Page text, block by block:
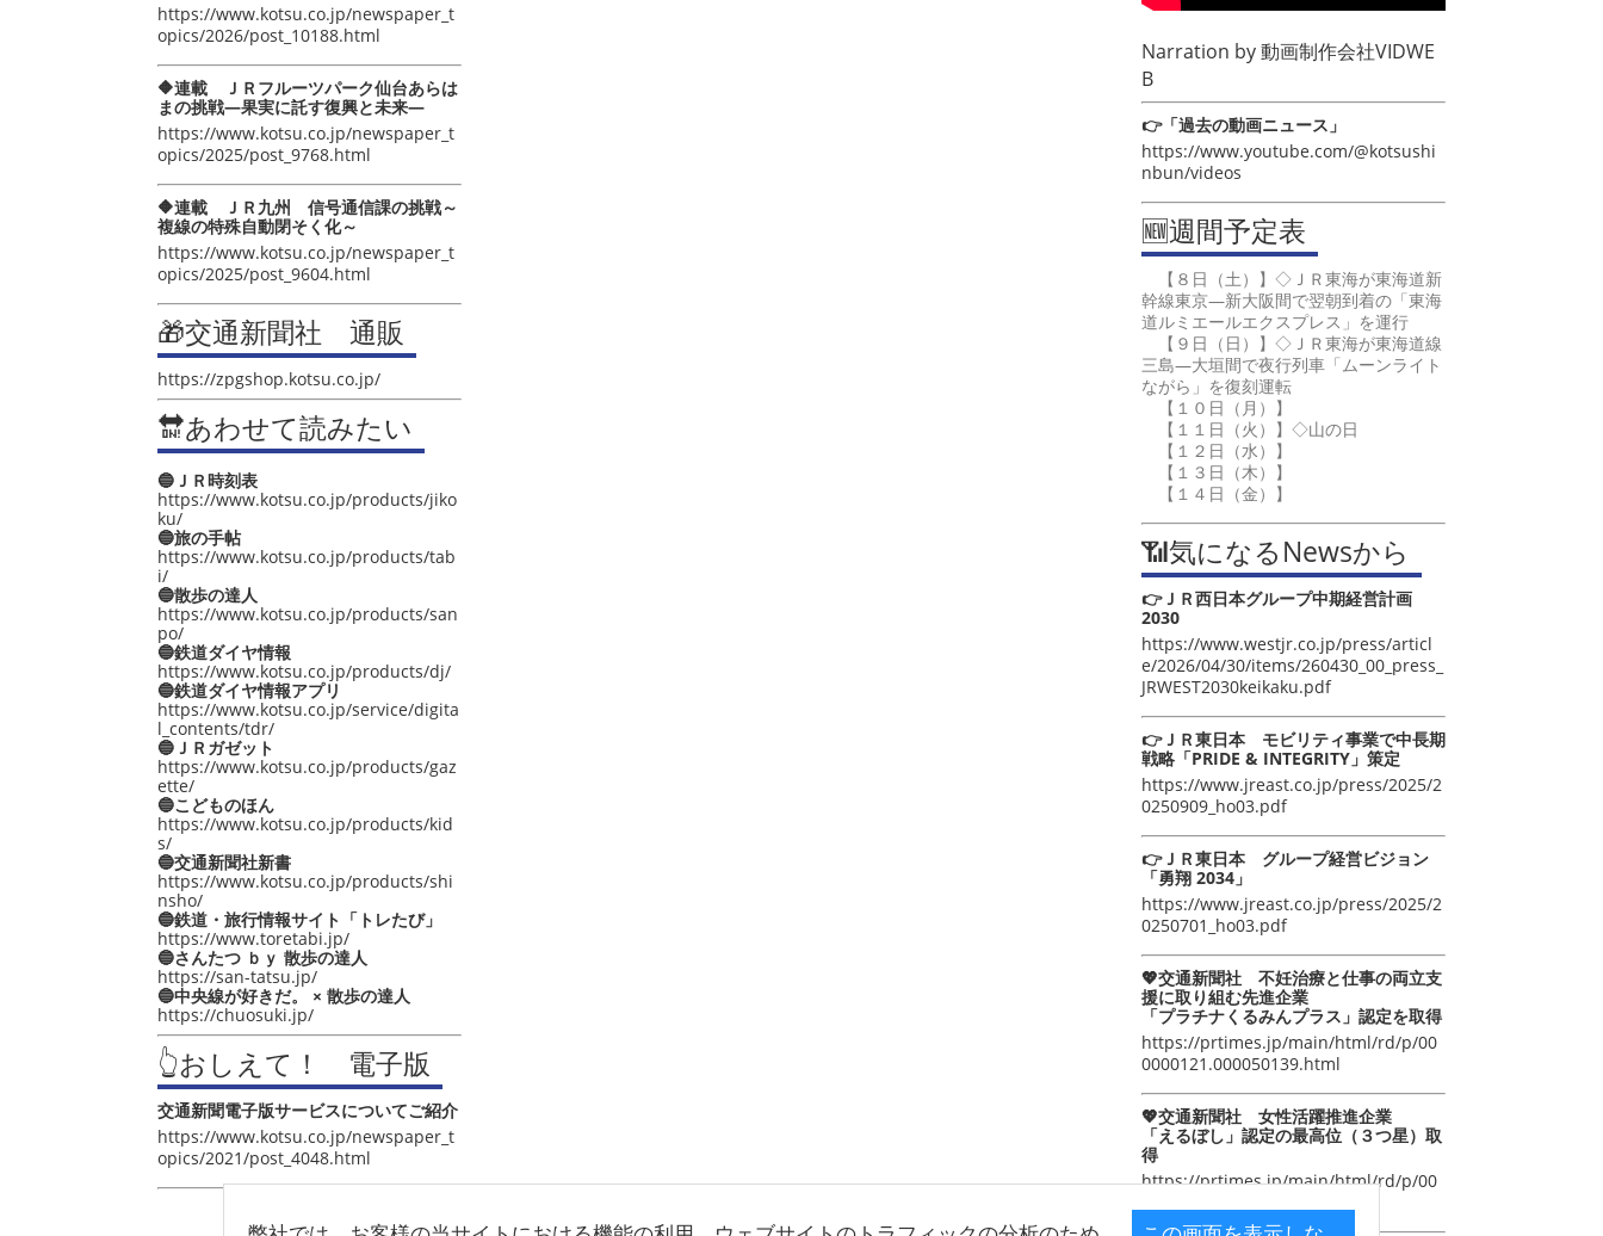
https://www.kotsu.co.jp/newspaper_t
opics/2026/post_10188.html
🔶連載 ＪＲフルーツパーク仙台あらは
まの挑戦―果実に託す復興と未来―
https://www.kotsu.co.jp/newspaper_t
opics/2025/post_9768.html
🔶連載 ＪＲ九州 信号通信課の挑戦～
複線の特殊自動閉そく化～
https://www.kotsu.co.jp/newspaper_t
opics/2025/post_9604.html
🎁交通新聞社 通販
https://zpgshop.kotsu.co.jp/
🔛あわせて読みたい
🔵ＪＲ時刻表
https://www.kotsu.co.jp/products/jiko
ku/
🔵旅の手帖
https://www.kotsu.co.jp/products/tab
i/
🔵散歩の達人
https://www.kotsu.co.jp/products/san
po/
🔵鉄道ダイヤ情報
https://www.kotsu.co.jp/products/dj/
🔵鉄道ダイヤ情報アプリ
https://www.kotsu.co.jp/service/digita
l_contents/tdr/
🔵ＪＲガゼット
https://www.kotsu.co.jp/products/gaz
ette/
🔵こどものほん
https://www.kotsu.co.jp/products/kid
s/
🔵交通新聞社新書
https://www.kotsu.co.jp/products/shi
nsho/
🔵鉄道・旅行情報サイト「トレたび」
https://www.toretabi.jp/
🔵さんたつ ｂｙ 散歩の達人
https://san-tatsu.jp/
🔵中央線が好きだ。 × 散歩の達人
https://chuosuki.jp/
👆おしえて！ 電子版
交通新聞電子版サービスについてご紹介
https://www.kotsu.co.jp/newspaper_t
opics/2021/post_4048.html
Narration by動画制作会社VIDWE
B
👉「過去の動画ニュース」
https://www.youtube.com/@kotsushi
nbun/videos
🆕週間予定表
【８日（土）】◇ＪＲ東海が東海道新
幹線東京―新大阪間で翌朝到着の「東海
道ルミエールエクスプレス」を運行
【９日（日）】◇ＪＲ東海が東海道線
三島―大垣間で夜行列車「ムーンライト
ながら」を復刻運転
【１０日（月）】
【１１日（火）】◇山の日
【１２日（水）】
【１３日（木）】
【１４日（金）】
📶気になるNewsから
👉ＪＲ西日本グループ中期経営計画
2030
https://www.westjr.co.jp/press/articl
e/2026/04/30/items/260430_00_press_
JRWEST2030keikaku.pdf
👉ＪＲ東日本 モビリティ事業で中長期
戦略「PRIDE & INTEGRITY」策定
https://www.jreast.co.jp/press/2025/2
0250909_ho03.pdf
👉ＪＲ東日本 グループ経営ビジョン
「勇翔 2034」
https://www.jreast.co.jp/press/2025/2
0250701_ho03.pdf
💖交通新聞社 不妊治療と仕事の両立支
援に取り組む先進企業
「プラチナくるみんプラス」認定を取得
https://prtimes.jp/main/html/rd/p/00
0000121.000050139.html
💖交通新聞社 女性活躍推進企業
「えるぼし」認定の最高位（３つ星）取
得
https://prtimes.jp/main/html/rd/p/00